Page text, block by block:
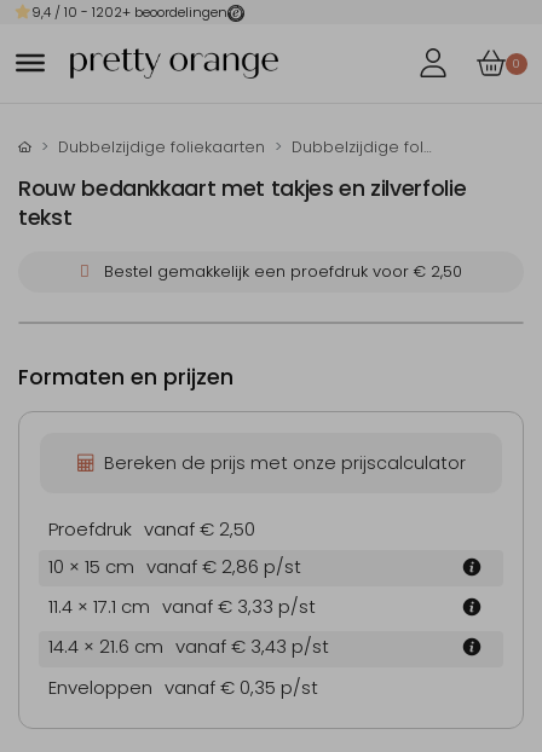
9,4 / 10 - 1202+ beoordelingen
0
Dubbelzijdige foliekaarten Dubbelzijdige folie rouwbedankkaarten
Rouw bedankkaart met takjes en zilverfolie
tekst
Bestel gemakkelijk een proefdruk voor € 2,50
Formaten en prijzen
Bereken de prijs met onze prijscalculator
Proefdruk vanaf € 2,50
10 × 15 cm vanaf € 2,86 p/st
11.4 × 17.1 cm vanaf € 3,33 p/st
14.4 × 21.6 cm vanaf € 3,43 p/st
Enveloppen vanaf € 0,35 p/st